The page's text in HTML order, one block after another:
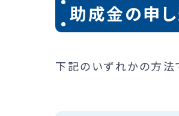
助成金の申
下記のいずれかの方法